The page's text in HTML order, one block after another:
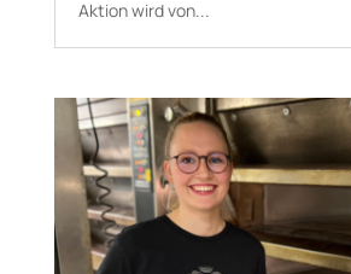
Aktion wird von...